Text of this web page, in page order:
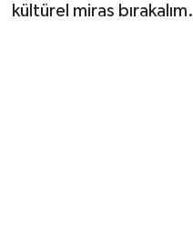
kültürel miras bırakalım.